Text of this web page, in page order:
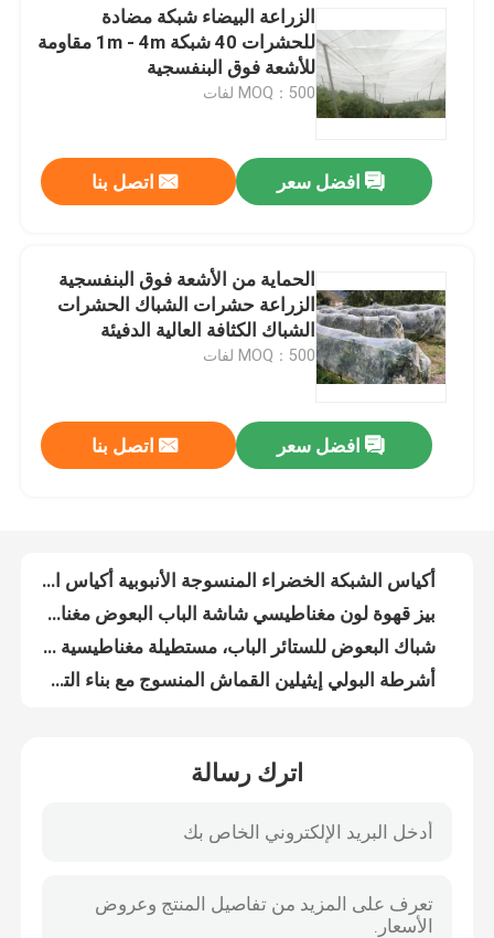
منزل
المنتجات
حول بنا
اتصل بنا
طلب اقتباس
الستار المغناطيسي للباب
شبكة ظلال PE
الزراعة البيضاء شبكة مضادة
للحشرات 40 شبكة 1m - 4m مقاومة
للأشعة فوق البنفسجية
MOQ：500 لفات
افضل سعر اتصل بنا
الحماية من الأشعة فوق البنفسجية
الزراعة حشرات الشباك الحشرات
الشباك الكثافة العالية الدفيئة
حشرات الشباك
MOQ：500 لفات
افضل سعر اتصل بنا
أكياس الشبكة الخضراء المنسوجة الأنبوبية أكياس الشبكة الخزلية المنسوجة
موسم الصيف يستخدم ستارة شباك البعوض المغناطيسية للباب والنوافذ
حقيبة ثقيلة ذات شبكة بي اي قابلة للنفس
شبكة حشرات الزراعة البيضاء المقاومة للأشعة فوق البنفسجية، عرض 1-4m، شبكة حشرات الدفيئة 50
سهلة إصلاح شبكة البعوض لباب، توقف الطائرة مطبوعة الباب الشبكة المغناطيسية
اترك رسالة